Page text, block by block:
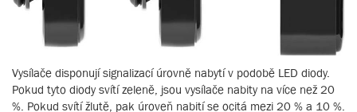
Vysílače disponují signalizací úrovně nabytí v podobě LED diody.
Pokud tyto diody svítí zeleně, jsou vysílače nabity na více než 20
%. Pokud svítí žlutě, pak úroveň nabití se ocitá mezi 20 % a 10 %.